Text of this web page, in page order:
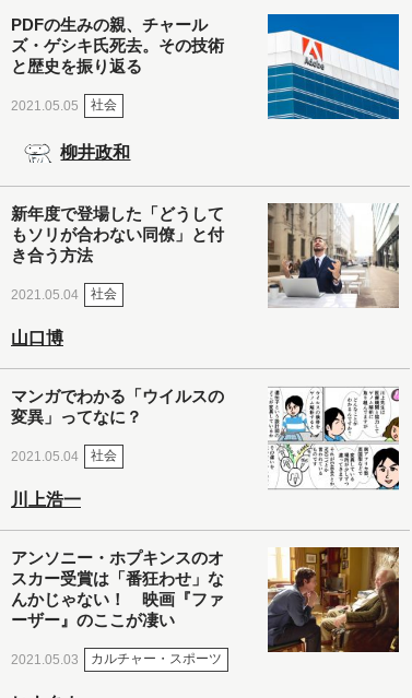
PDFの生みの親、チャール
ズ・ゲシキ氏死去。その技術
と歴史を振り返る
2021.05.05 社会
柳井政和
新年度で登場した「どうして
もソリが合わない同僚」と付
き合う方法
2021.05.04 社会
山口博
マンガでわかる「ウイルスの
変異」ってなに？
2021.05.04 社会
川上浩一
アンソニー・ホプキンスのオ
スカー受賞は「番狂わせ」な
んかじゃない！ 映画『ファ
ーザー』のここが凄い
2021.05.03 カルチャー・スポーツ